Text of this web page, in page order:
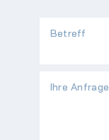
Betreff
Pflichtfeld
Ihre Anfrage